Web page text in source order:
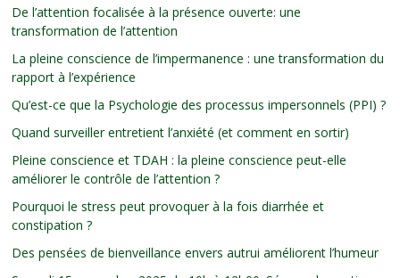
De l’attention focalisée à la présence ouverte: une
transformation de l’attention
La pleine conscience de l’impermanence : une transformation du
rapport à l’expérience
Qu’est-ce que la Psychologie des processus impersonnels (PPI) ?
Quand surveiller entretient l’anxiété (et comment en sortir)
Pleine conscience et TDAH : la pleine conscience peut-elle
améliorer le contrôle de l’attention ?
Pourquoi le stress peut provoquer à la fois diarrhée et
constipation ?
Des pensées de bienveillance envers autrui améliorent l’humeur